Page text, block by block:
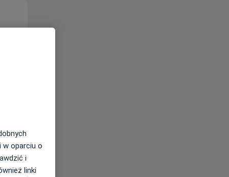
w oparciu o
i
linki